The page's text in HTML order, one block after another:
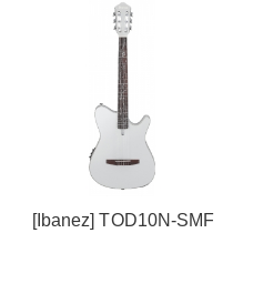
[Ibanez] TOD10N-SMF